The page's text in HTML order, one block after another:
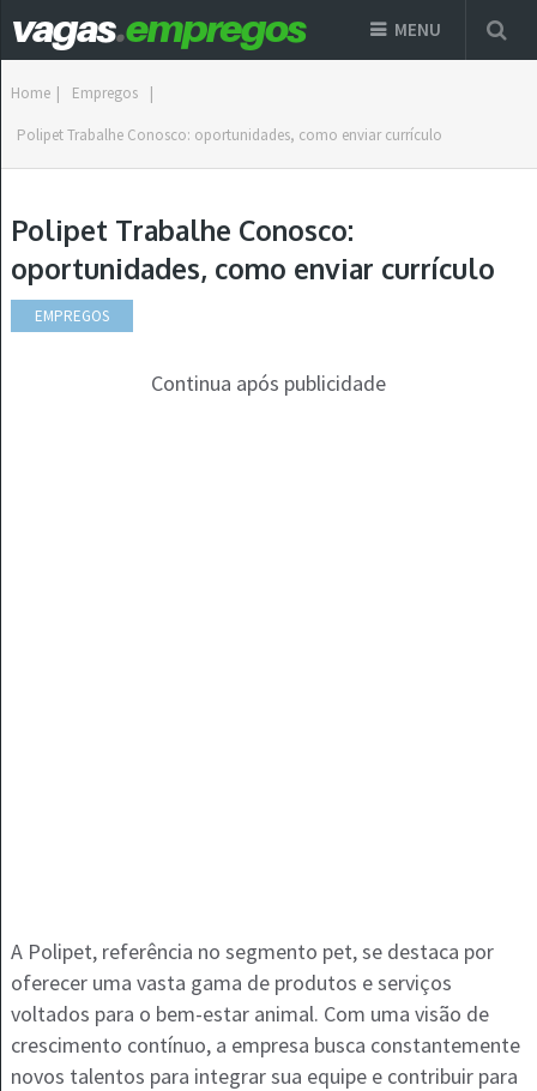
MENU
Home | Empregos |
Polipet Trabalhe Conosco: oportunidades, como enviar currículo
Polipet Trabalhe Conosco:
oportunidades, como enviar currículo
EMPREGOS
Continua após publicidade
A Polipet, referência no segmento pet, se destaca por
oferecer uma vasta gama de produtos e serviços
voltados para o bem-estar animal. Com uma visão de
crescimento contínuo, a empresa busca constantemente
novos talentos para integrar sua equipe e contribuir para